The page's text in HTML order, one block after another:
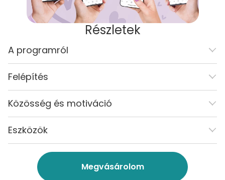
Részletek
A programról
Felépítés
Közösség és motiváció
Eszközök
Megvásárolom